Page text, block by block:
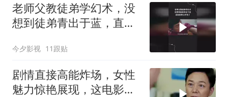
老师父教徒弟学幻术，没
想到徒弟青出于蓝，直接
今夕影视 11跟贴
剧情直接高能炸场，女性
魅力惊艳展现，这电影堪